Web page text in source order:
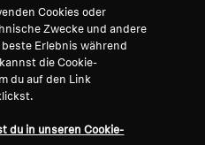
Pressekontakte
Newsroom
Sennheiser Consumer
Markenbotschafter
Cookies oder
Zwecke und andere
Erlebnis während
die Cookie-
du auf den Link
du in unseren Cookie-